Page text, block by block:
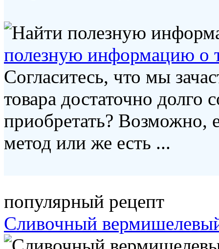
полезную информацию о
Согласитесь, что мы
товара достаточно долго
приобретать? Возможно,
метод или же есть ...
популярный рецепт
Сливочный